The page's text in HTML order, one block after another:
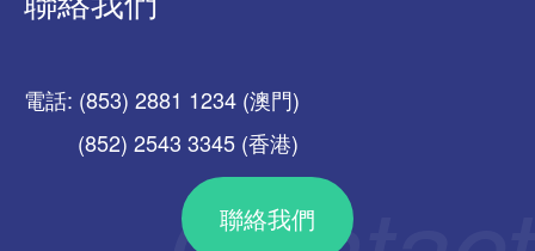
電話: (853) 2881 1234 (澳門)
(852) 2543 3345 (香港)
聯絡我們